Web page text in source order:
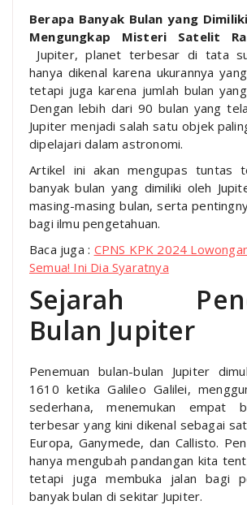
Berapa Banyak Bulan yang
Mengungkap Misteri Satelit
Jupiter, planet terbesar di tata
hanya dikenal karena ukurannya
tetapi juga karena jumlah bulan
Dengan lebih dari 90 bulan yang
Jupiter menjadi salah satu objek
dipelajari dalam astronomi.
Artikel ini akan mengupas tuntas
banyak bulan yang dimiliki oleh
masing-masing bulan, serta
bagi ilmu pengetahuan.
Baca juga : CPNS KPK 2024
Semua! Ini Dia Syaratnya
Sejarah
Bulan Jupiter
Penemuan bulan-bulan Jupiter
1610 ketika Galileo Galilei,
sederhana, menemukan empat
terbesar yang kini dikenal sebagai
Europa, Ganymede, dan Callisto.
hanya mengubah pandangan kita
tetapi juga membuka jalan bagi
banyak bulan di sekitar Jupiter.